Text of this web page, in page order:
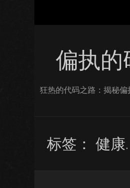
偏执的
狂热的代码之路：揭秘
标签： 健康.